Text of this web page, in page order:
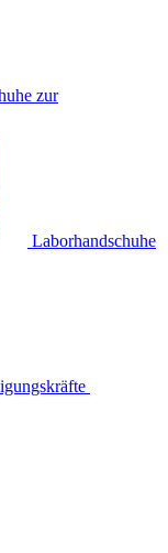
zur
Laborhandschuhe